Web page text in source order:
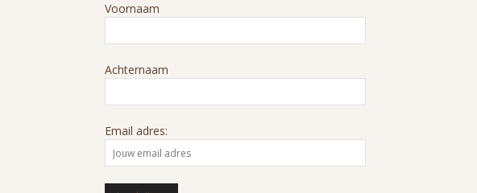
Voornaam
Achternaam
Email adres: